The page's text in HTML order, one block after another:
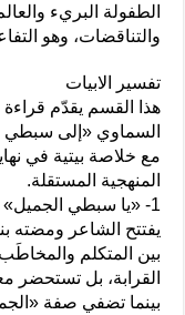
الطفولة البريء
والتناقضات، وهو
تفسير الابيات
هذا القسم يقدّم
السماوي «إلى سبطي
مع خلاصة بيتية في
المنهجية المستقلة.
1- «يا سبطي الجميل»
يفتتح الشاعر ومضته
بين المتكلم
القرابة، بل تستحضر
بينما تضفي صفة